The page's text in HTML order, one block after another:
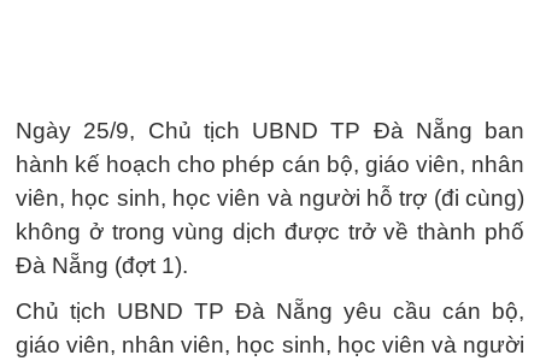
Ngày 25/9, Chủ tịch UBND TP Đà Nẵng ban
hành kế hoạch cho phép cán bộ, giáo viên, nhân
viên, học sinh, học viên và người hỗ trợ (đi cùng)
không ở trong vùng dịch được trở về thành phố
Đà Nẵng (đợt 1).
Chủ tịch UBND TP Đà Nẵng yêu cầu cán bộ,
giáo viên, nhân viên, học sinh, học viên và người